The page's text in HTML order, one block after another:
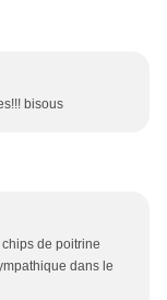
bisous
de poitrine
dans le